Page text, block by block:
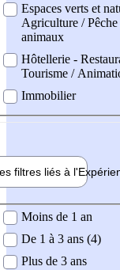
Espaces verts et
Agriculture /
animaux
Hôtellerie -
Tourisme /
Immobilier
filtres liés à l'
demandée
Moins de 1 an
De 1 à 3 ans (4)
Plus de 3 ans